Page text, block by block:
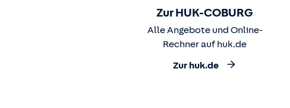
Zur HUK-COBURG
Alle Angebote und Online-
Rechner auf huk.de
Zur huk.de